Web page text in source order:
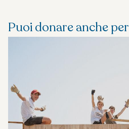
Puoi donare anche per